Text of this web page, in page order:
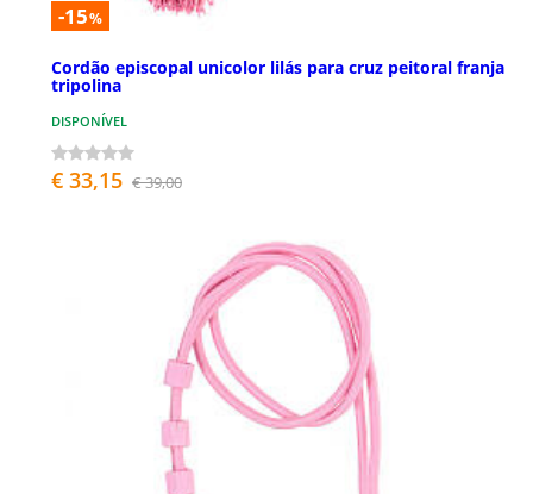
-15%
Cordão episcopal unicolor lilás para cruz peitoral franja
tripolina
DISPONÍVEL
€ 33,15 € 39,00